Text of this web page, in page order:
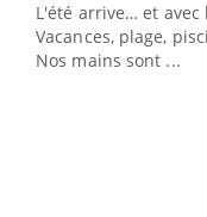
L'été arrive… et avec
Vacances, plage,
Nos mains sont ...